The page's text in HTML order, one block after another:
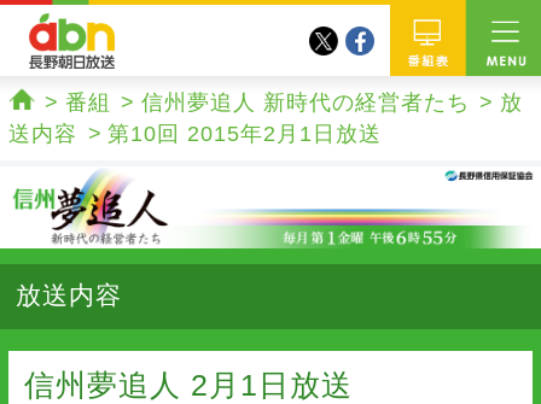
番組
twitterfacebook
ホーム
番組 信州夢追人 新時代の経営者たち
放
送内容
第10回 2015年2月1日放送
放送内容
信州夢追人 2月1日放送